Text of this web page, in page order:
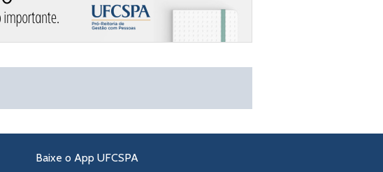
Baixe o App UFCSPA